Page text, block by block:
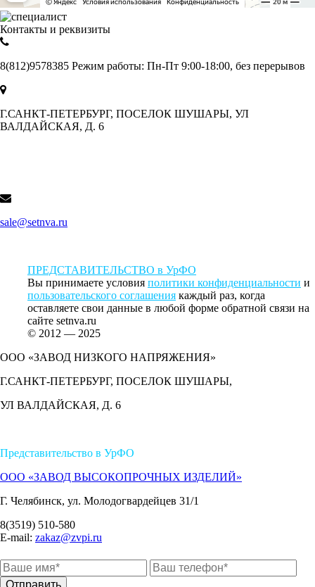
Контакты и реквизиты
8(812)9578385 Режим работы: Пн-Пт 9:00-18:00, без перерывов
Г.САНКТ-ПЕТЕРБУРГ, ПОСЕЛОК ШУШАРЫ, УЛ
ВАЛДАЙСКАЯ, Д. 6
sale@setnva.ru
ПРЕДСТАВИТЕЛЬСТВО в УрФО
Вы принимаете условия политики конфиденциальности и
пользовательского соглашения каждый раз, когда
оставляете свои данные в любой форме обратной связи на
сайте setnva.ru
© 2012 — 2025
ООО «ЗАВОД НИЗКОГО НАПРЯЖЕНИЯ»
Г.САНКТ-ПЕТЕРБУРГ, ПОСЕЛОК ШУШАРЫ,
УЛ ВАЛДАЙСКАЯ, Д. 6
Представительство в УрФО
ООО «ЗАВОД ВЫСОКОПРОЧНЫХ ИЗДЕЛИЙ»
Г. Челябинск, ул. Молодогвардейцев 31/1
8(3519) 510-580
E-mail: zakaz@zvpi.ru